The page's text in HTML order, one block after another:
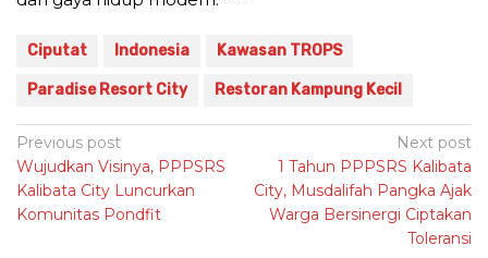
Ciputat Indonesia Kawasan TROPS
Paradise Resort City Restoran Kampung Kecil
Post
navigation
Previous post
Wujudkan Visinya, PPPSRS
Kalibata City Luncurkan
Komunitas Pondfit
Next post
1 Tahun PPPSRS Kalibata
City, Musdalifah Pangka Ajak
Warga Bersinergi Ciptakan
Toleransi